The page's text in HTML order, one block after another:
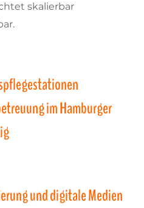
skalierbar
im Hamburger
und digitale Medien